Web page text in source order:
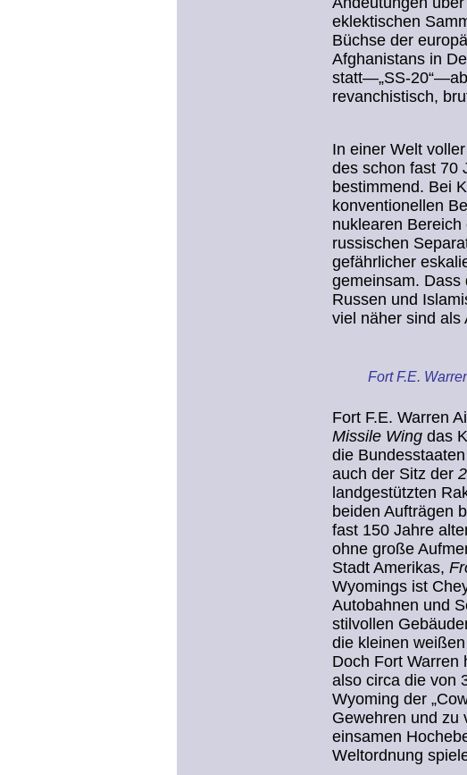
eklektischen
Büchse der
Afghanistans in
statt—„SS-
revanchistisch,
In einer Welt
des schon fast 70
bestimmend. Bei
konventionellen
nuklearen
russischen
gefährlicher
gemeinsam. Dass
Russen und
viel näher sind als
Fort F.E.
Fort F.E. Warren
Missile Wing das
die
auch der Sitz der
landgestützten
beiden Aufträgen
fast 150 Jahre
ohne große
Stadt Amerikas,
Wyomings ist
Autobahnen und
stilvollen
die kleinen
Doch Fort Warren
also circa die von
Wyoming der
Gewehren und zu
einsamen
Weltordnung